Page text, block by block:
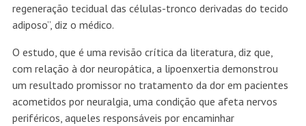
regeneração tecidual das células-tronco derivadas do tecido
adiposo”, diz o médico.
O estudo, que é uma revisão crítica da literatura, diz que,
com relação à dor neuropática, a lipoenxertia demonstrou
um resultado promissor no tratamento da dor em pacientes
acometidos por neuralgia, uma condição que afeta nervos
periféricos, aqueles responsáveis por encaminhar